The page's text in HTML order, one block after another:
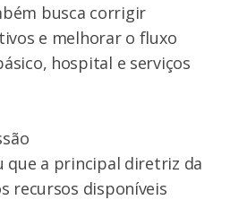
busca corrigir
e melhorar o fluxo
hospital e serviços
que a principal diretriz da
recursos disponíveis